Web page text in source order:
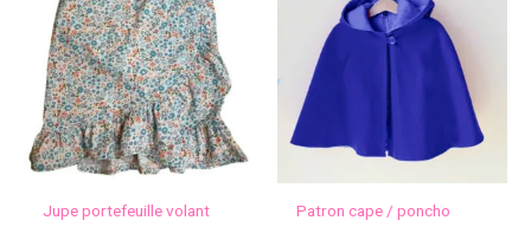
Jupe portefeuille volant Patron cape / poncho